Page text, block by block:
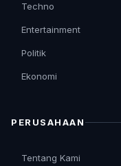
Techno
Entertainment
Politik
Ekonomi
PERUSAHAAN
Tentang Kami